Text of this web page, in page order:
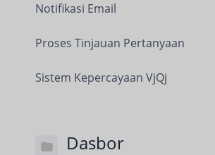
Notifikasi Email
Proses Tinjauan Pertanyaan
Sistem Kepercayaan VjQj
Dasbor